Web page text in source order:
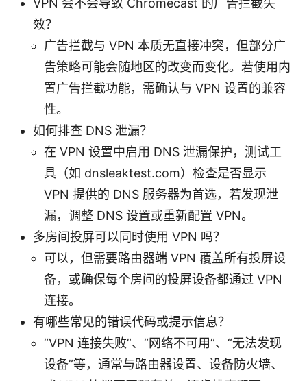
效？
广告拦截与 VPN 本质无直接冲突，但部分广
告策略可能会随地区的改变而变化。若使用内
置广告拦截功能，需确认与 VPN 设置的兼容
性。
如何排查 DNS 泄漏？
在 VPN 设置中启用 DNS 泄漏保护，测试工
具（如 dnsleaktest.com）检查是否显示
VPN 提供的 DNS 服务器为首选，若发现泄
漏，调整 DNS 设置或重新配置 VPN。
多房间投屏可以同时使用 VPN 吗？
可以，但需要路由器端 VPN 覆盖所有投屏设
备，或确保每个房间的投屏设备都通过 VPN
连接。
有哪些常见的错误代码或提示信息？
“VPN 连接失败”、“网络不可用”、“无法发现
设备”等，通常与路由器设置、设备防火墙、